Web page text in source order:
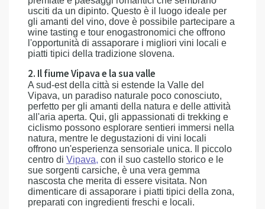
usciti da un dipinto. Questo è il luogo ideale per
gli amanti del vino, dove è possibile partecipare a
wine tasting e tour enogastronomici che offrono
l'opportunità di assaporare i migliori vini locali e
piatti tipici della tradizione slovena.
2. Il fiume Vipava e la sua valle
A sud-est della città si estende la Valle del
Vipava, un paradiso naturale poco conosciuto,
perfetto per gli amanti della natura e delle attività
all'aria aperta. Qui, gli appassionati di trekking e
ciclismo possono esplorare sentieri immersi nella
natura, mentre le degustazioni di vini locali
offrono un'esperienza sensoriale unica. Il piccolo
centro di Vipava, con il suo castello storico e le
sue sorgenti carsiche, è una vera gemma
nascosta che merita di essere visitata. Non
dimenticare di assaporare i piatti tipici della zona,
preparati con ingredienti freschi e locali.